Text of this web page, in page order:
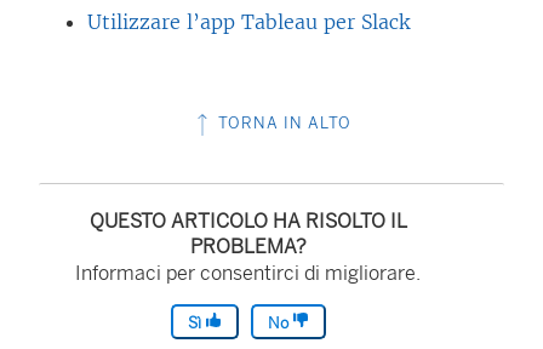
Utilizzare l’app Tableau per Slack
TORNA IN ALTO
QUESTO ARTICOLO HA RISOLTO IL
PROBLEMA?
Informaci per consentirci di migliorare.
Sì No